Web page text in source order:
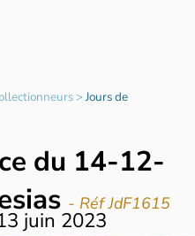
>Jours de
du 14-12-
- Réf JdF1615
juin 2023